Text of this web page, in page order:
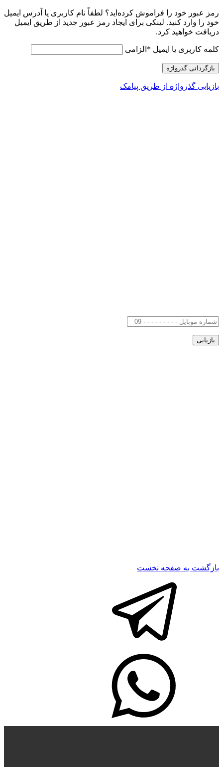
رمز عبور خود را فراموش کرده‌اید؟ لطفاً نام کاربری یا آدرس ایمیل
خود را وارد کنید. لینکی برای ایجاد رمز عبور جدید از طریق ایمیل
دریافت خواهید کرد.
کلمه کاربری یا ایمیل * الزامی
بازگردانی گذرواژه
بازیابی گذرواژه از طریق پیامک
بازگشت به صفحه نخست